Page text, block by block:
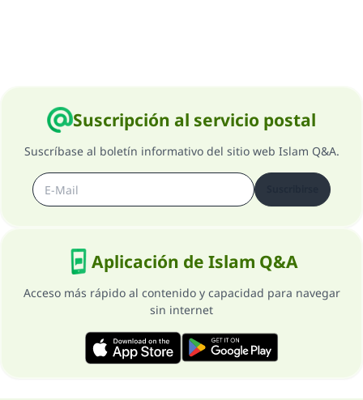
Suscripción al servicio postal
Suscríbase al boletín informativo del sitio web Islam Q&A.
Aplicación de Islam Q&A
Acceso más rápido al contenido y capacidad para navegar
sin internet